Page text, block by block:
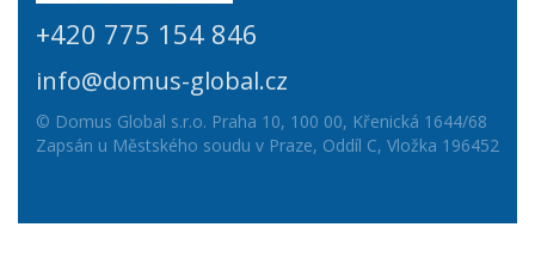
+420 775 154 846
info@domus-global.cz
© Domus Global s.r.o. Praha 10, 100 00, Křenická 1644/68
Zapsán u Městského soudu v Praze, Oddíl C, Vložka 196452